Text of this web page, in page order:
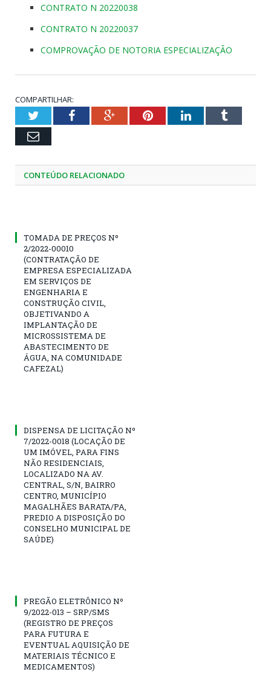
CONTRATO N 20220038
CONTRATO N 20220037
COMPROVAÇÃO DE NOTORIA ESPECIALIZAÇÃO
COMPARTILHAR:
TwitterFacebookGoogle+PinterestLinkedInTumblr
Email
CONTEÚDO RELACIONADO
TOMADA DE PREÇOS Nº
2/2022-00010
(CONTRATAÇÃO DE
EMPRESA ESPECIALIZADA
EM SERVIÇOS DE
ENGENHARIA E
CONSTRUÇÃO CIVIL,
OBJETIVANDO A
IMPLANTAÇÃO DE
MICROSSISTEMA DE
ABASTECIMENTO DE
ÁGUA, NA COMUNIDADE
CAFEZAL)
DISPENSA DE LICITAÇÃO Nº
7/2022-0018 (LOCAÇÃO DE
UM IMÓVEL, PARA FINS
NÃO RESIDENCIAIS,
LOCALIZADO NA AV.
CENTRAL, S/N, BAIRRO
CENTRO, MUNICÍPIO
MAGALHÃES BARATA/PA,
PREDIO A DISPOSIÇÃO DO
CONSELHO MUNICIPAL DE
SAÚDE)
PREGÃO ELETRÔNICO Nº
9/2022-013 – SRP/SMS
(REGISTRO DE PREÇOS
PARA FUTURA E
EVENTUAL AQUISIÇÃO DE
MATERIAIS TÉCNICO E
MEDICAMENTOS)